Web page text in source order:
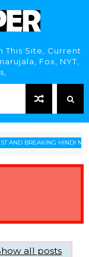
This Site, Current
Fox, NYT,
AND BREAKING HINDI
all posts